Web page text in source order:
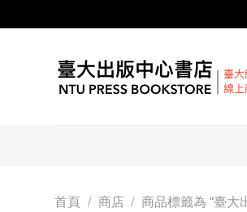
首頁 / 商店 / 商品標籤為 “臺大